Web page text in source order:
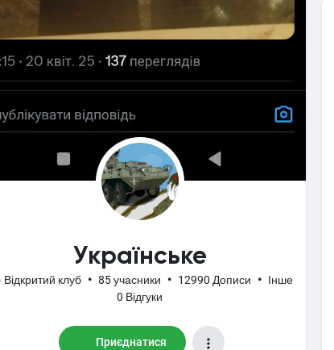
Українське
Відкритий клуб • 85 учасники • 12990 Дописи • Інше
0 Відгуки
Приєднатися